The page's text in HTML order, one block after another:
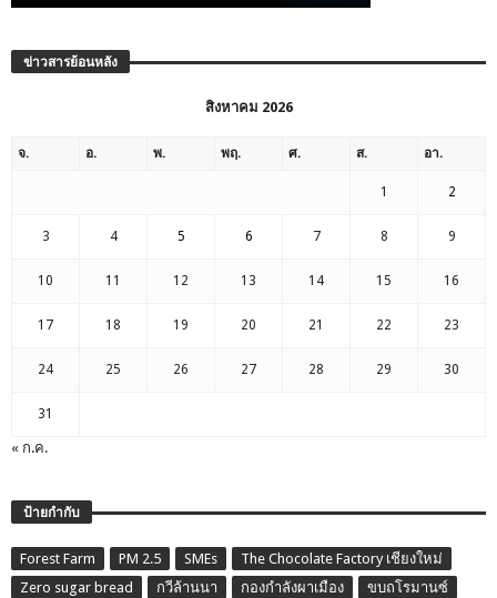
ข่าวสารย้อนหลัง
สิงหาคม 2026
จ. อ. พ. พฤ. ศ. ส. อา.
1 2
3 4 5 6 7 8 9
10 11 12 13 14 15 16
17 18 19 20 21 22 23
24 25 26 27 28 29 30
31
« ก.ค.
ป้ายกำกับ
Forest Farm PM 2.5 SMEs
The Chocolate Factory เชียงใหม่
Zero sugar bread
กวีล้านนา กองกำลังผาเมือง
ขบถโรมานซ์